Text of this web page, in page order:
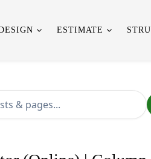
ESTIMATE